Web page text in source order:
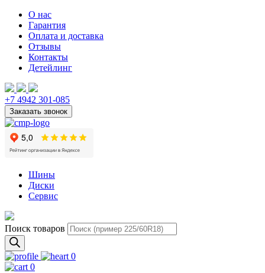
О нас
Гарантия
Оплата и доставка
Отзывы
Контакты
Детейлинг
+7 4942 301-085
Шины
Диски
Сервис
Поиск товаров
0
0